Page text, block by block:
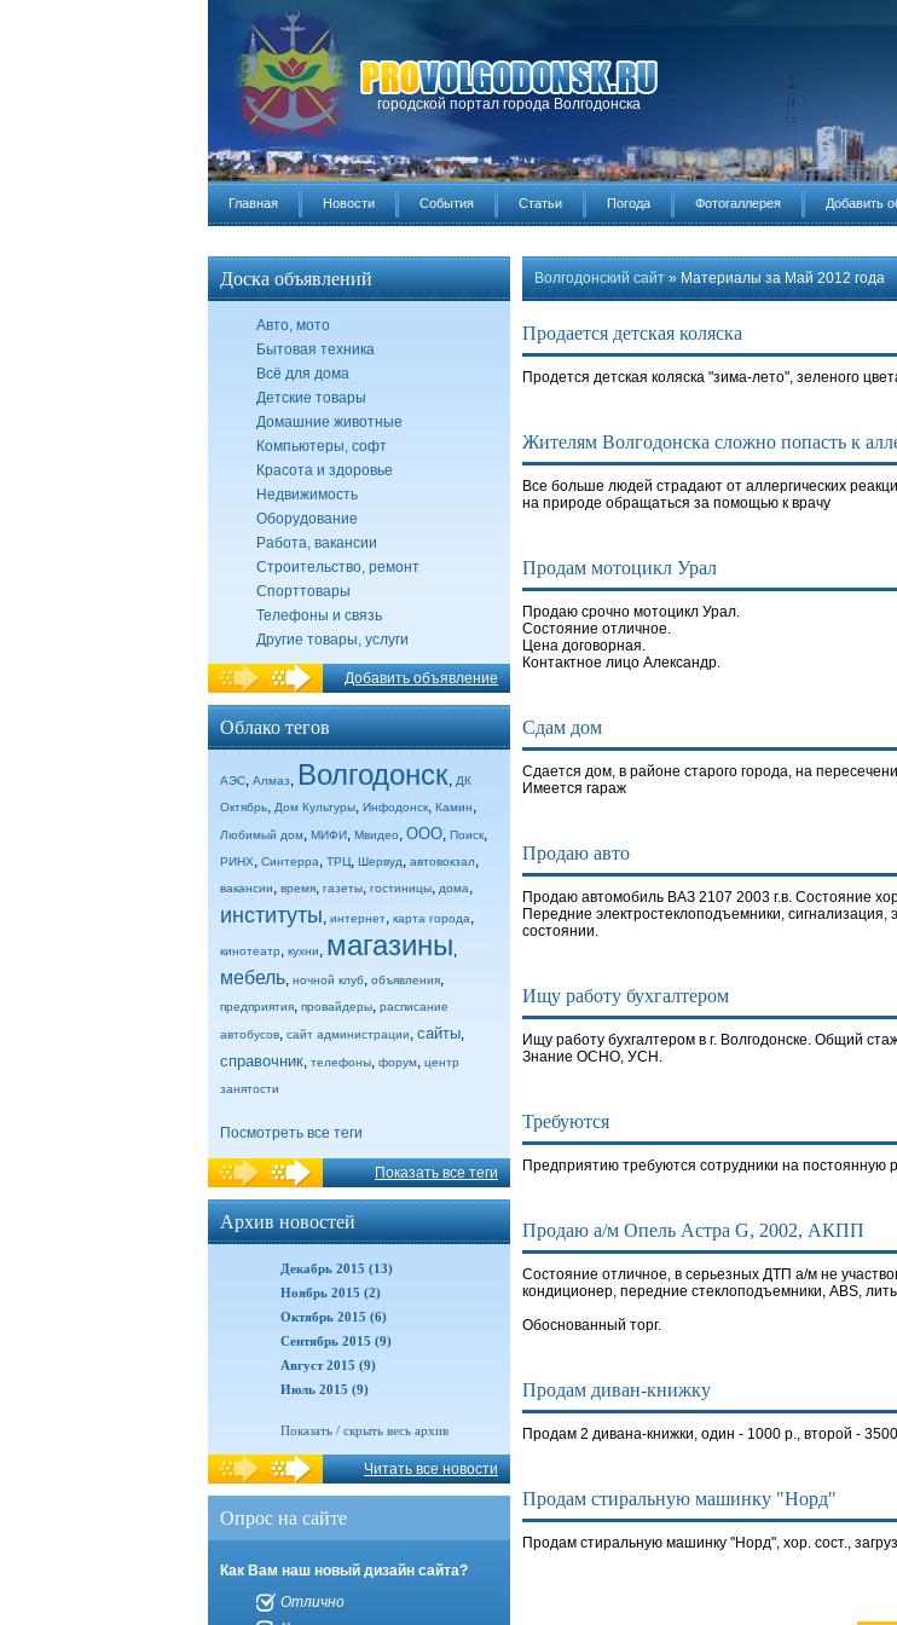
городской портал города Волгодонска
Главная Новости События Статьи Погода Фотогаллерея Добавить
Доска объявлений
Авто, мото
Бытовая техника
Всё для дома
Детские товары
Домашние животные
Компьютеры, софт
Красота и здоровье
Недвижимость
Оборудование
Работа, вакансии
Строительство, ремонт
Спорттовары
Телефоны и связь
Другие товары, услуги
Добавить объявление
Облако тегов
АЭС, Алмаз, Волгодонск, ДК
Октябрь, Дом Культуры, Инфодонск, Камин,
Любимый дом, МИФИ, Мвидео, ООО, Поиск,
РИНХ, Синтерра, ТРЦ, Шервуд, автовокзал,
вакансии, время, газеты, гостиницы, дома,
институты, интернет, карта города,
кинотеатр, кухни, магазины,
мебель, ночной клуб, объявления,
предприятия, провайдеры, расписание
автобусов, сайт администрации, сайты,
справочник, телефоны, форум, центр
занятости
Посмотреть все теги
Показать все теги
Архив новостей
Декабрь 2015 (13)
Ноябрь 2015 (2)
Октябрь 2015 (6)
Сентябрь 2015 (9)
Август 2015 (9)
Июль 2015 (9)
Показать / скрыть весь архив
Читать все новости
Опрос на сайте
Как Вам наш новый дизайн сайта?
Отлично
Волгодонский сайт » Материалы за Май 2012 года
Продается детская коляска
Продется детская коляска "зима-лето", зеленого
Жителям Волгодонска сложно попасть к
Все больше людей страдают от аллергических
на природе обращаться за помощью к врачу
Продам мотоцикл Урал
Продаю срочно мотоцикл Урал.
Состояние отличное.
Цена договорная.
Контактное лицо Александр.
Сдам дом
Сдается дом, в районе старого города, на
Имеется гараж
Продаю авто
Продаю автомобиль ВАЗ 2107 2003 г.в. Состояние
Передние электростеклоподъемники,
состоянии.
Ищу работу бухгалтером
Ищу работу бухгалтером в г. Волгодонске. Общий
Знание ОСНО, УСН.
Требуются
Предприятию требуются сотрудники на постоянную
Продаю а/м Опель Астра G, 2002, АКПП
Состояние отличное, в серьезных ДТП а/м не
кондиционер, передние стеклоподъемники, ABS,
Обоснованный торг.
Продам диван-книжку
Продам 2 дивана-книжки, один - 1000 р., второй -
Продам стиральную машинку "Норд"
Продам стиральную машинку "Норд", хор. сост.,